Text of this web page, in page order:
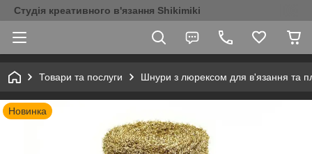
Студія креативного в'язання Shikimiki
Товари та послуги Шнури з люрексом для в'язання та
Новинка